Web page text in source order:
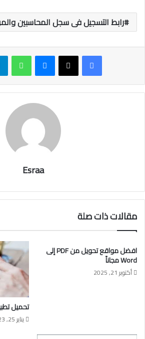
رابط التسجيل فى سجل المحاسبين
ماسنجر
Esraa
مقالات ذات صلة
افضل مواقع تحويل من PDF إلى
Word مجاناً
أكتوبر 21, 2025
تحميل
يناير 25, 2023